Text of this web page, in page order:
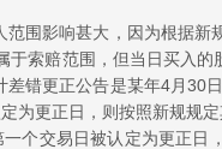
围影响甚大，因为根据
于索赔范围，但当日买入
错更正公告是某年4月30
为更正日，则按照新规规
个交易日被认定为更正日